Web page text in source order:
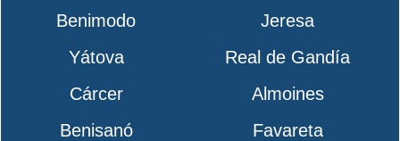
Benimodo
Jeresa
Yátova
Real de Gandía
Cárcer
Almoines
Benisanó
Favareta